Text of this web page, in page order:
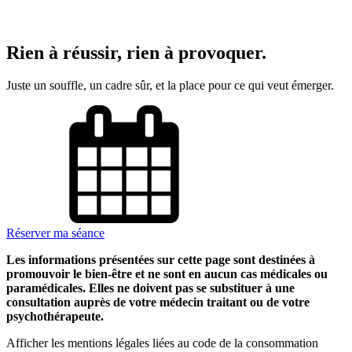
Rien à réussir, rien à provoquer.
Juste un souffle, un cadre sûr, et la place pour ce qui veut émerger.
Réserver ma séance
Les informations présentées sur cette page sont destinées à
promouvoir le bien-être et ne sont en aucun cas médicales ou
paramédicales. Elles ne doivent pas se substituer à une
consultation auprès de votre médecin traitant ou de votre
psychothérapeute.
Afficher les mentions légales liées au code de la consommation